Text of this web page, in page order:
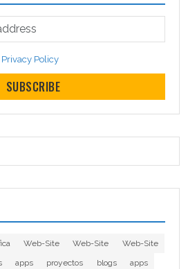
Privacy Policy
SUBSCRIBE
Web-Site Web-Site
Web-Site
apps proyectos blogs
apps